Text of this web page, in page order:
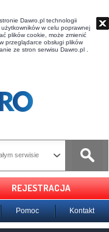
Dawro.pl technologii
w celu poprawnej
plików cookie, może zmienić
przeglądarce obsługi plików
ze stron serwisu Dawro.pl .
serwisie
REJESTRACJA
Pomoc Kontakt